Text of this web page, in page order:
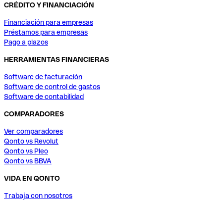
CRÉDITO Y FINANCIACIÓN
Financiación para empresas
Préstamos para empresas
Pago a plazos
HERRAMIENTAS FINANCIERAS
Software de facturación
Software de control de gastos
Software de contabilidad
COMPARADORES
Ver comparadores
Qonto vs Revolut
Qonto vs Pleo
Qonto vs BBVA
VIDA EN QONTO
Trabaja con nosotros